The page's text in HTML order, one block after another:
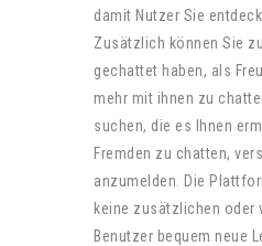
damit Nutzer Sie
Zusätzlich können Sie
gechattet haben, als
mehr mit ihnen zu
suchen, die es Ihnen
Fremden zu chatten,
anzumelden. Die
keine zusätzlichen oder
Benutzer bequem neue